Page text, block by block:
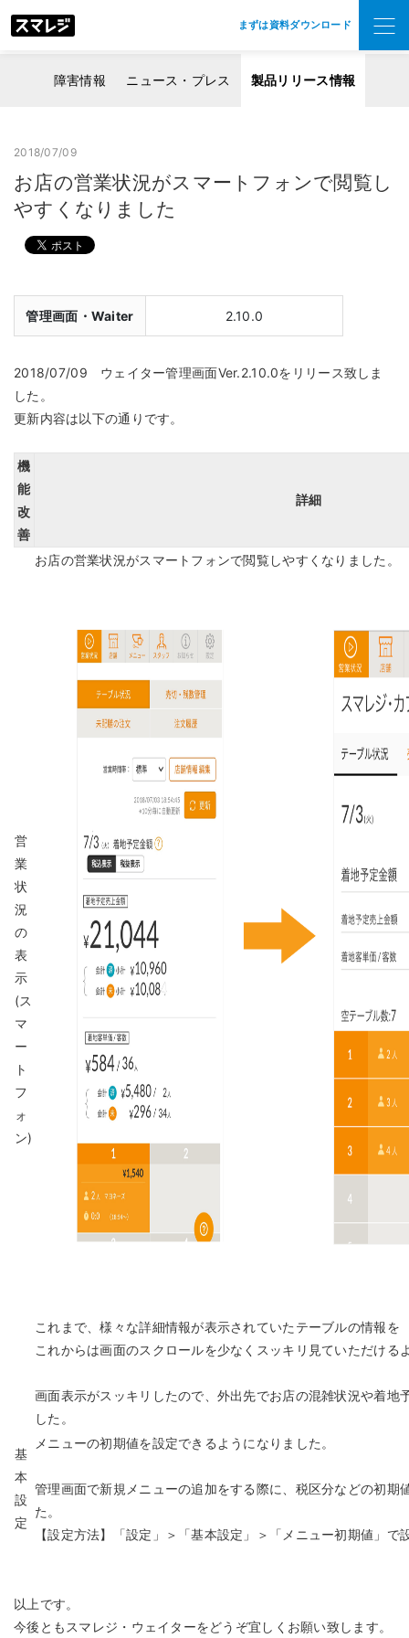
まずは資料ダウンロード
障害情報 ニュース・プレス 製品リリース情報
2018/07/09
お店の営業状況がスマートフォンで閲覧し
やすくなりました
管理画面・Waiter 2.10.0
2018/07/09 ウェイター管理画面Ver.2.10.0をリリース致しま
した。
更新内容は以下の通りです。
機
能
改
善
詳細
営
業
状
況
の
表
示
(ス
マ
ー
ト
フ
ォ
ン)
お店の営業状況がスマートフォンで閲覧しやすくなりました。
これまで、様々な詳細情報が表示されていたテーブルの情報を
これからは画面のスクロールを少なくスッキリ見ていただける
画面表示がスッキリしたので、外出先でお店の混雑状況や着地
した。
基
本
設
定
メニューの初期値を設定できるようになりました。
管理画面で新規メニューの追加をする際に、税区分などの初期
た。
【設定方法】「設定」＞「基本設定」＞「メニュー初期値」で
以上です。
今後ともスマレジ・ウェイターをどうぞ宜しくお願い致します。